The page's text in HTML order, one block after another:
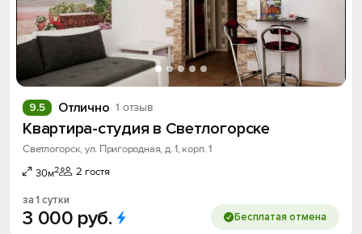
Отлично 1 отзыв
9.5
Квартира-студия в Светлогорске
Светлогорск, ул. Пригородная, д. 1, корп. 1
30м2 2 гостя
за 1 сутки
3 000 руб. Бесплатая отмена